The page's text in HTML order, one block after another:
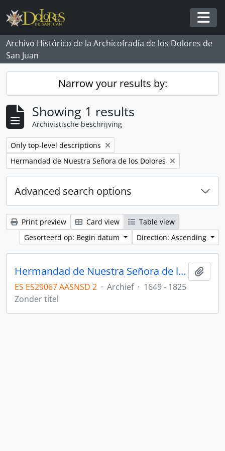
Skip to main content
Archivo Histórico de la Archicofradía de los Dolores de
San Juan
Narrow your results by:
Showing 1 results
Archivistische beschrijving
Remove filter:
Only top-level descriptions
Remove filter:
Hermandad de Nuestra Señora de los Dolores
Advanced search options
Print preview Card view
Table view
Gesorteerd op: Begin datum
Direction: Ascending
Hermandad de Nuestra Señora de los Dolores
ES ES29067 AASNSD 2 · Archief · 1649 - 1825
Zonder titel